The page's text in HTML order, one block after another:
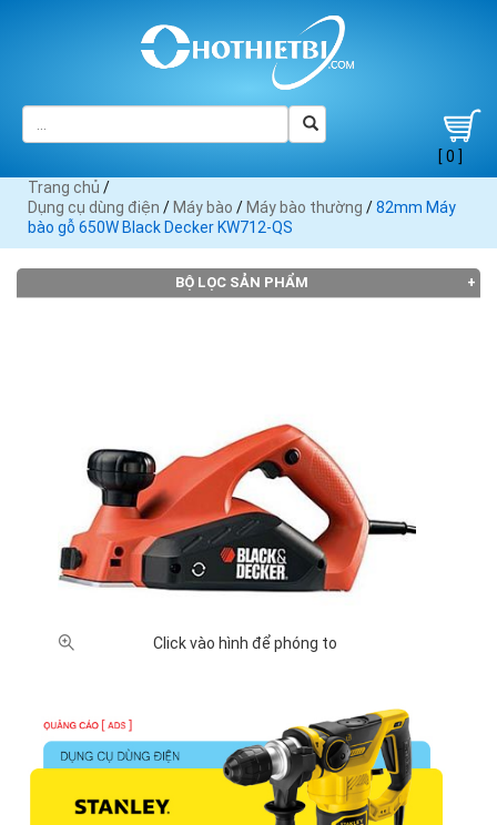
[ 0 ]
Trang chủ /
Dụng cụ dùng điện / Máy bào / Máy bào thường /82mm Máy
bào gỗ 650W Black Decker KW712-QS
BỘ LỌC SẢN PHẨM
Maktec
(4)
(1)
Skil (2)
Stanley
(1)
XUẤT XỨ
Nhật
Bản (8)
Trung
Quốc
(21)
Đài
Loan
(1)
Malaysia
(1)
GIÁ BÁN
Click vào hình để phóng to